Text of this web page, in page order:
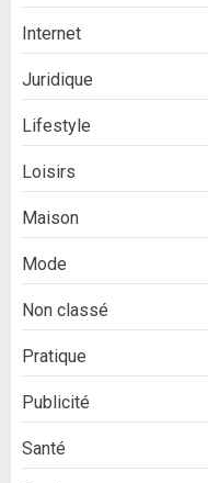
Internet
Juridique
Lifestyle
Loisirs
Maison
Mode
Non classé
Pratique
Publicité
Santé